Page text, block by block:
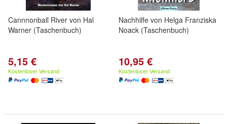
Cannnonball River von Hal
Warner (Taschenbuch)
5,15 €
Kostenloser Versand
Nachhilfe von Helga Franziska
Noack (Taschenbuch)
10,95 €
Kostenloser Versand